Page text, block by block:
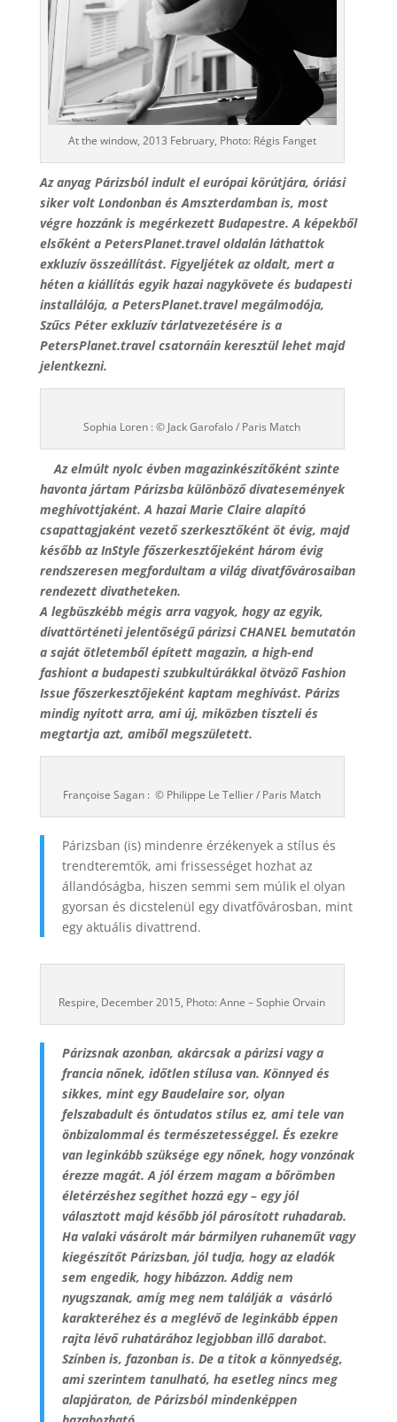
At the window, 2013 February, Photo: Régis Fanget
Az anyag Párizsból indult el európai körútjára, óriási
siker volt Londonban és Amszterdamban is, most
végre hozzánk is megérkezett Budapestre. A képekből
elsőként a PetersPlanet.travel oldalán láthattok
exkluzív összeállítást. Figyeljétek az oldalt, mert a
héten a kiállítás egyik hazai nagykövete és budapesti
installálója, a PetersPlanet.travel megálmodója,
Szűcs Péter exkluzív tárlatvezetésére is a
PetersPlanet.travel csatornáin keresztül lehet majd
jelentkezni.
Sophia Loren : © Jack Garofalo / Paris Match
Az elmúlt nyolc évben magazinkészítőként szinte
havonta jártam Párizsba különböző divatesemények
meghívottjaként. A hazai Marie Claire alapító
csapattagjaként vezető szerkesztőként öt évig, majd
később az InStyle főszerkesztőjeként három évig
rendszeresen megfordultam a világ divatfővárosaiban
rendezett divatheteken.
A legbüszkébb mégis arra vagyok, hogy az egyik,
divattörténeti jelentőségű párizsi CHANEL bemutatón
a saját ötletemből épített magazin, a high-end
fashiont a budapesti szubkultúrákkal ötvöző Fashion
Issue főszerkesztőjeként kaptam meghívást. Párizs
mindig nyitott arra, ami új, miközben tiszteli és
megtartja azt, amiből megszületett.
Françoise Sagan : © Philippe Le Tellier / Paris Match
Párizsban (is) mindenre érzékenyek a stílus és
trendteremtők, ami frissességet hozhat az
állandóságba, hiszen semmi sem múlik el olyan
gyorsan és dicstelenül egy divatfővárosban, mint
egy aktuális divattrend.
Respire, December 2015, Photo: Anne – Sophie Orvain
Párizsnak azonban, akárcsak a párizsi vagy a
francia nőnek, időtlen stílusa van. Könnyed és
sikkes, mint egy Baudelaire sor, olyan
felszabadult és öntudatos stílus ez, ami tele van
önbizalommal és természetességgel. És ezekre
van leginkább szüksége egy nőnek, hogy vonzónak
érezze magát. A jól érzem magam a bőrömben
életérzéshez segíthet hozzá egy – egy jól
választott majd később jól párosított ruhadarab.
Ha valaki vásárolt már bármilyen ruhaneműt vagy
kiegészítőt Párizsban, jól tudja, hogy az eladók
sem engedik, hogy hibázzon. Addig nem
nyugszanak, amíg meg nem találják a vásárló
karakteréhez és a meglévő de leginkább éppen
rajta lévő ruhatárához legjobban illő darabot.
Színben is, fazonban is. De a titok a könnyedség,
ami szerintem tanulható, ha esetleg nincs meg
alapjáraton, de Párizsból mindenképpen